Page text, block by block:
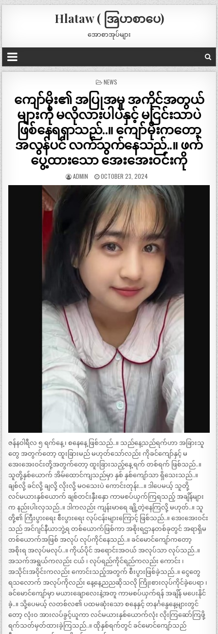
Hlataw ( အြပာစာပေ)
အောစာအုပ်များ
POSTED
NEWS
ကျော်မိုး၏ အပြုအမူ အကိုင်အတွယ်
များကို မလိုလားပါပဲနှင့် မငြင်းသာပဲ
ဖြစ်နေရရှာသည်..။ ကျော်မိုးကတော့
အလွန်ပင် လက်သွက်နေသည်..။ ဖက်
ပွေ့ထားသော အေးအေးဝင်းကို
ADMIN OCTOBER 23, 2024
ဇန်နဝါရီလ ၅ ရက်နေ့ ၊ စနေနေ့ ဖြစ်သည်..။ သည်နေ့သည်ရက်ဟာ အခြားသူ
တွေ အတွက်တော့ ထူးခြားမည် မဟုတ်သော်လည်း ကိုခင်ကျော်နှင့် မ
အေးအေးဝင်းတို့အတွက်တော့ ထူးခြားသည့်နေ့ ရက် တစ်ရက် ဖြစ်သည်..။
သူတို့နှစ်ယောက် အိမ်ထောင်ကျသည်မှာ နှစ် နှစ်ကျော်သာ ရှိသေးသည်..။
ချစ်လို့ ခင်လို့ ချလို့ လိုးလို့ မဝသေးပဲ ကောင်းတုန်း…။ ဒါပေမယ့် သူတို့
လင်မယားနှစ်ယောက် ချစ်တင်းနှီးနှော ကာမစပ်ယှက်ကြရသည့် အချိန်များ
က နည်းပါးလှသည်..။ ဒါကလည်း ကျန်းမာရေ ချို့တဲ့နေကြလို့ မဟုတ်..။ သူ
တို့၏ ကြီးပွားရေး စီးပွားရေး လုပ်ငန်းများကြောင့် ဖြစ်သည်..။ အေးအေးဝင်း
သည် အင်ဂျင်နီယာဘွဲ့ရ တစ်ယောက်ဖြစ်ကာ အစိုးရဌာနတစ်ခုတွင် အရာရှိမ
တစ်ယောက်အဖြစ် အလုပ် လုပ်ကိုင်နေသည်..။ ခင်မောင်ကျော်ကတော့
အစိုးရ အလုပ်မလုပ်..။ ကိုယ်ပိုင် အရောင်းအဝယ် အလုပ်သာ လုပ်သည်..။
အသက်အရွယ်ကလည်း ငယ် ၊ လုပ်ရည်ကိုင်ရည်ကလည်း ကောင်း ၊
အသိုင်းအဝိုင်းကလည်း ကောင်းသည့်အတွက် စီးပွားဖြစ်ခဲ့သည်..။ ငွေတွေ
ရသလောက် အလုပ်ကိုလည်း နေ့နေ့ညညဆိုသလို ကြိုးစားလုပ်ကိုင်ခဲ့ပေရာ ၊
ခင်မောင်ကျော်မှာ မယားချောလေးနဲ့အတူ ကာမစပ်ယှက်ရန် အချိန် မပေးနိုင်
ခဲ့..။ သို့ပေမယ့် လတစ်လ၏ ပထမဆုံးသော စနေနှင့် တနင်္ဂနွေနေ့များတွင်
တော့ လုံးဝ အားလပ်ခွင့်ယူကာ လင်မယားနှစ်ယောက်လုံး လိုးကြဆော်ကြဖို့
ရက်သတ်မှတ်ထားခဲ့ကြသည်..။ ထိုနှစ်ရက်တွင် ခင်မောင်ကျော်သည်